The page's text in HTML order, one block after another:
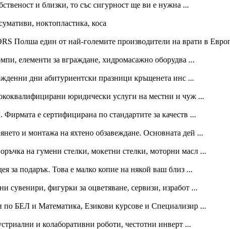
и близки, то със сигурност ще ви е нужна ...
ноктопластика, коса
Полша един от най-големите производители на врати в
елементи за вграждане, хидромасажно оборудва ...
дни абитуриентски празници кръщенета инс ...
юридически услуги на местни и чуж ...
е сертифицирана по стандартите за качеств ...
и монтажа на яхтено обзавеждане. Основната дей ...
на гумени стелки, мокетни стелки, моторни масл ...
за подарък. Това е малко копие на някой ваш близ ...
фигурки за оцветяване, сервизи, изработ ...
по БЕЛ и Математика, Езикови курсове и Специализир ...
и колаборативни роботи, честотни инверт ...